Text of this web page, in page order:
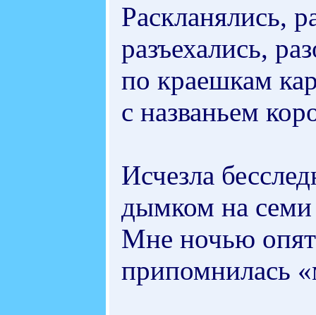
Раскланялись,
разъехались,
по краешкам
с названьем
Исчезла
дымком на семи
Мне ночью
припомнилась